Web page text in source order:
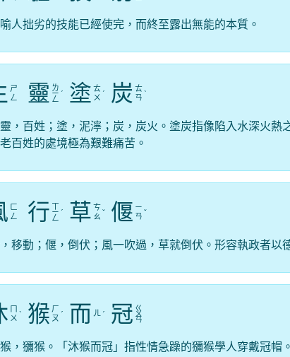
人拙劣的技能已經使完，而終至露出無能的本質。
ㄕ
ㄥ
靈 ㄌ
ㄧ
ㄥ
ˊ 塗 ㄊ
ㄨ ˊ 炭 ㄊ
ㄢ ˋ
，百姓；塗，泥濘；炭，炭火。塗炭指像陷入水深火熱
百姓的處境極為艱難痛苦。
ㄈ
ㄥ
行 ㄒ
ㄧ
ㄥ
ˊ 草 ㄘ
ㄠ ˇ 偃 ㄧ
ㄢ ˇ
移動；偃，倒伏；風一吹過，草就倒伏。形容執政者以
ㄇ
ㄨ ˋ 猴 ㄏ
ㄡ ˊ 而 ㄦ ˊ 冠 ㄍ
ㄨ
ㄢ
，獼猴。「沐猴而冠」指性情急躁的獼猴學人穿戴冠帽